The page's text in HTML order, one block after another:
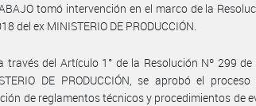
tomó intervención en el marco de la
del ex MINISTERIO DE PRODUCCIÓN.
través del Artículo 1° de la Resolución Nº 299
DE PRODUCCIÓN, se aprobó el
de reglamentos técnicos y procedimientos de